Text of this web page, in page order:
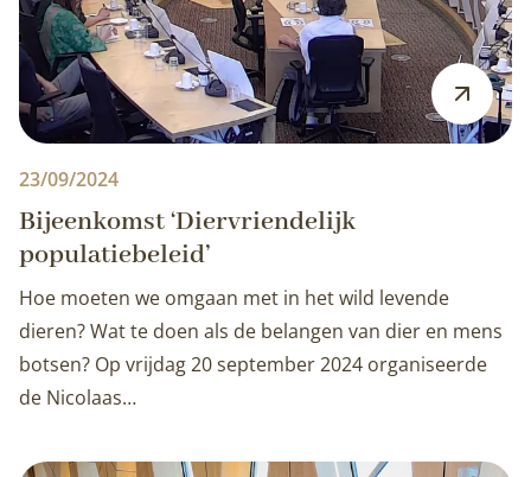
23/09/2024
Bijeenkomst ‘Diervriendelijk
populatiebeleid’
Hoe moeten we omgaan met in het wild levende
dieren? Wat te doen als de belangen van dier en mens
botsen? Op vrijdag 20 september 2024 organiseerde
de Nicolaas…